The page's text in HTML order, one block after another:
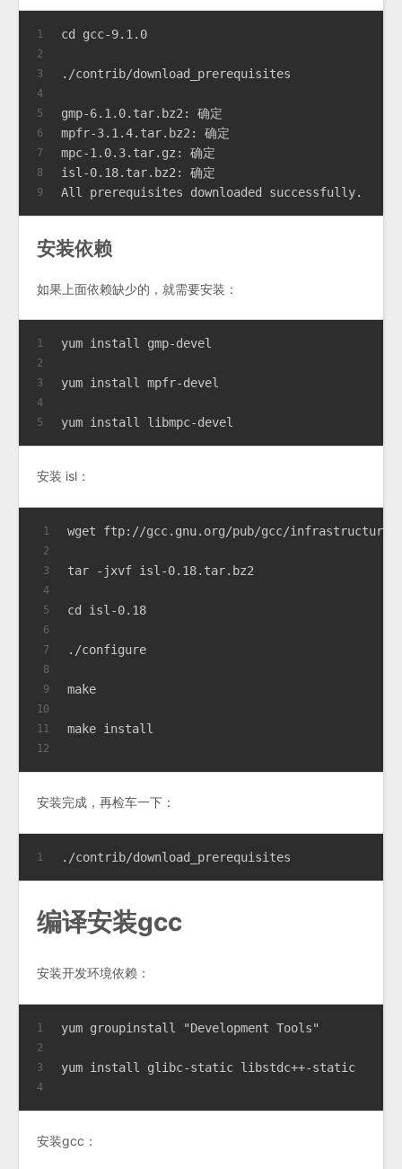
1
2
3
4
5
6
7
8
9
cd gcc-9.1.0
./contrib/download_prerequisites
gmp-6.1.0.tar.bz2: 确定
mpfr-3.1.4.tar.bz2: 确定
mpc-1.0.3.tar.gz: 确定
isl-0.18.tar.bz2: 确定
All prerequisites downloaded successfully.
安装依赖
如果上面依赖缺少的，就需要安装：
1
2
3
4
5
yum install gmp-devel
yum install mpfr-devel
yum install libmpc-devel
安装 isl：
1
2
3
4
5
6
7
8
9
10
11
12
wget ftp://gcc.gnu.org/pub/gcc/
tar -jxvf isl-0.18.tar.bz2
cd isl-0.18
./configure
make
make install
安装完成，再检车一下：
1 ./contrib/download_prerequisites
编译安装gcc
安装开发环境依赖：
1
2
3
4
yum groupinstall "Development Tools"
yum install glibc-static libstdc++-static
安装gcc：